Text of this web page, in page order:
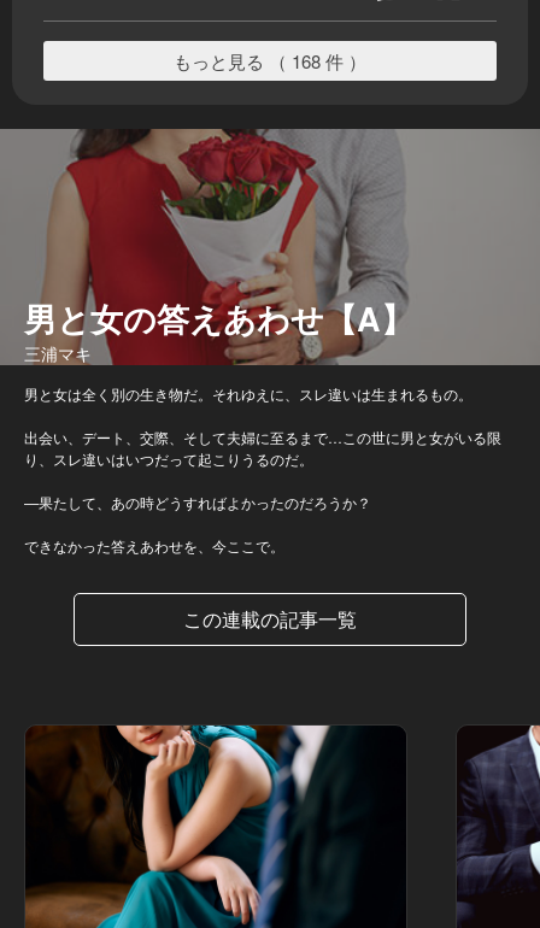
もっと見る （ 168 件 ）
男と女の答えあわせ【A】
三浦マキ
男と女は全く別の生き物だ。それゆえに、スレ違いは生まれるもの。
出会い、デート、交際、そして夫婦に至るまで…この世に男と女がいる限
り、スレ違いはいつだって起こりうるのだ。
—果たして、あの時どうすればよかったのだろうか？
できなかった答えあわせを、今ここで。
この連載の記事一覧